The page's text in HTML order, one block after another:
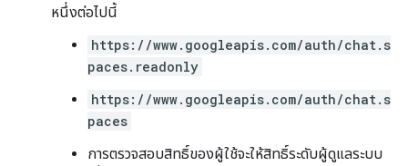
หนึ่งต่อไปนี้
https://www.googleapis.com/auth/chat.s
paces.readonly
https://www.googleapis.com/auth/chat.s
paces
การตรวจสอบสิทธิ์ของผู้ใช้จะให้สิทธิ์ระดับผู้ดูแลระบบ